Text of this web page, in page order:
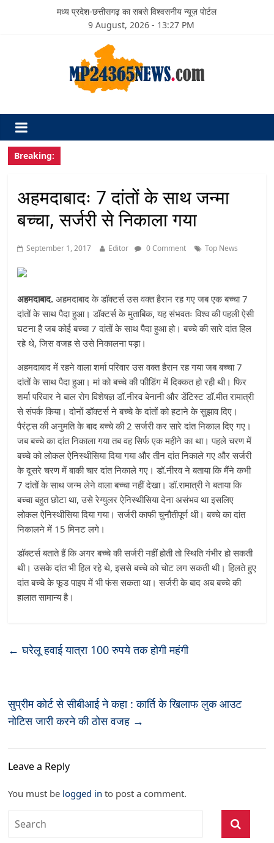
मध्य प्रदेश-छत्तीसगढ़ का सबसे विश्वसनीय न्यूज़ पोर्टल
9 August, 2026 - 13:27 PM
Breaking:
अहमदाबादः 7 दांतों के साथ जन्मा
बच्चा, सर्जरी से निकाला गया
September 1, 2017 Editor 0 Comment Top News
अहमदाबाद. अहमदाबाद के डॉक्टर्स उस वक्त हैरान रह गए जब एक बच्चा 7
दांतों के साथ पैदा हुआ। डॉक्टर्स के मुताबिक, यह संभवतः विश्व की पहली ऐसी
घटना है जब कोई बच्चा 7 दांतों के साथ पैदा हुआ हो। बच्चे की सारे दांत हिल
रहे थे, जिस वजह से उसे निकालना पड़ा।
अहमदाबाद में रहने वाला शर्मा परिवार उस वक्त हैरान रह गया जब बच्चा 7
दांतों के साथ पैदा हुआ। मां को बच्चे की फीडिंग में दिक्कत हो रही थी। फिर
शर्मा परिवार ने बाल रोग विशेषज्ञ डॉ.नीरव बेनानी और डेंटिस्ट डॉ.मीत रामात्री
से संपर्क किया। दोनों डॉक्टर्स ने बच्चे के दांतों को हटाने के सुझाव दिए।
पैरंट्स की अनुमति के बाद बच्चे की 2 सर्जरी कर सारे दांत निकाल दिए गए।
जब बच्चे का दांत निकाला गया तब वह सिर्फ एक महीने का था। पहले चरण में
बच्चे को लोकल ऐनिस्थीसिया दिया गया और तीन दांत निकाले गए और सर्जरी
के दूसरे चरण में बाकी चार दांत निकाले गए। डॉ.नीरव ने बताया कि मैंने कभी
7 दांतों के साथ जन्म लेने वाला बच्चा नहीं देखा। डॉ.रामात्री ने बताया कि
बच्चा बहुत छोटा था, उसे रेग्युलर ऐनिस्थीसिया देना असंभव था इसलिए
लोकल ऐनिस्थीसिया दिया गया। सर्जरी काफी चुनौतीपूर्ण थी। बच्चे का दांत
निकालने में 15 मिनट लगे।
डॉक्टर्स बताते हैं कि अगर बच्चे की सर्जरी नहीं होती तो स्थिति गंभीर हो सकती
थी। उसके दांत भी हिल रहे थे, इससे बच्चे को चोट लग सकती थी। हिलते हुए
दांत बच्चे के फूड पाइप में भी फंस सकता था। सर्जरी के बाद अब बच्चे की
हालात सामान्य है।
← घरेलू हवाई यात्रा 100 रुपये तक होगी महंगी
सुप्रीम कोर्ट से सीबीआई ने कहा : कार्ति के खिलाफ लुक आउट
नोटिस जारी करने की ठोस वजह →
Leave a Reply
You must be logged in to post a comment.